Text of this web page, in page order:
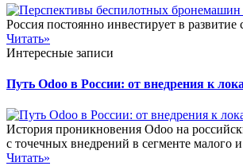
Россия постоянно инвестирует в
Читать»
Интересные записи
Путь Odoo в России: от внедрения к
История проникновения Odoo на
с точечных внедрений в сегменте малого
Читать»